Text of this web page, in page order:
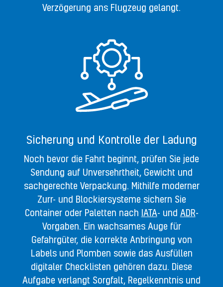
Verzögerung ans Flugzeug gelangt.
Sicherung und Kontrolle der Ladung
Noch bevor die Fahrt beginnt, prüfen Sie jede
Sendung auf Unversehrtheit, Gewicht und
sachgerechte Verpackung. Mithilfe moderner
Zurr- und Blockiersysteme sichern Sie
Container oder Paletten nach IATA- und ADR-
Vorgaben. Ein wachsames Auge für
Gefahrgüter, die korrekte Anbringung von
Labels und Plomben sowie das Ausfüllen
digitaler Checklisten gehören dazu. Diese
Aufgabe verlangt Sorgfalt, Regelkenntnis und